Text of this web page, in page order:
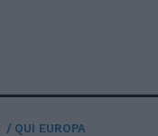
QUI EUROPA